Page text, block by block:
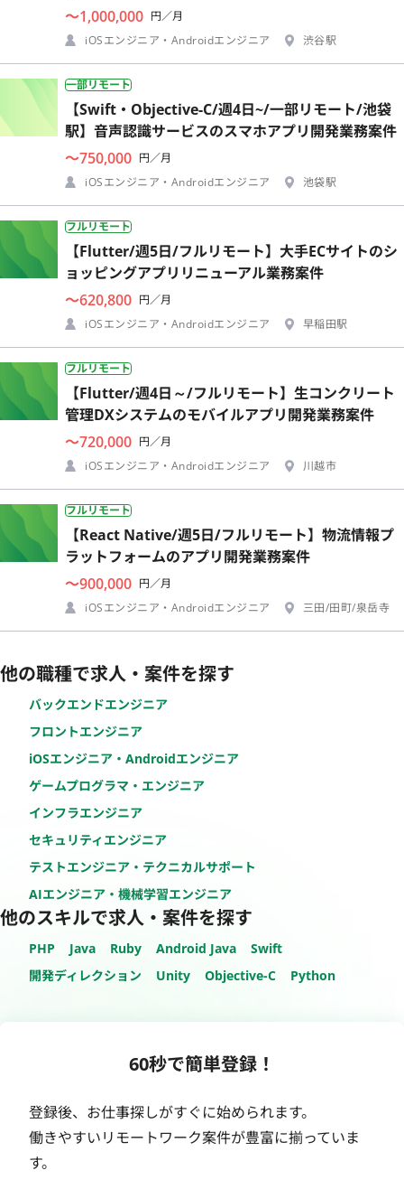
〜1,000,000 円／月
iOSエンジニア・Androidエンジニア
渋谷駅
一部リモート
【Swift・Objective-C/週4日~/一部リモート/池袋
駅】音声認識サービスのスマホアプリ開発業務案件
〜750,000 円／月
iOSエンジニア・Androidエンジニア
池袋駅
フルリモート
【Flutter/週5日/フルリモート】大手ECサイトのシ
ョッピングアプリリニューアル業務案件
〜620,800 円／月
iOSエンジニア・Androidエンジニア
早稲田駅
フルリモート
【Flutter/週4日～/フルリモート】生コンクリート
管理DXシステムのモバイルアプリ開発業務案件
〜720,000 円／月
iOSエンジニア・Androidエンジニア
川越市
フルリモート
【React Native/週5日/フルリモート】物流情報プ
ラットフォームのアプリ開発業務案件
〜900,000 円／月
iOSエンジニア・Androidエンジニア
三田/田町/泉岳寺
他の職種で求人・案件を探す
バックエンドエンジニア
フロントエンジニア
iOSエンジニア・Androidエンジニア
ゲームプログラマ・エンジニア
インフラエンジニア
セキュリティエンジニア
テストエンジニア・テクニカルサポート
AIエンジニア・機械学習エンジニア
他のスキルで求人・案件を探す
PHP Java Ruby Android Java
Swift
開発ディレクション
Unity Objective-C Python
60秒で簡単登録！
登録後、お仕事探しがすぐに始められます。
働きやすいリモートワーク案件が豊富に揃っていま
す。